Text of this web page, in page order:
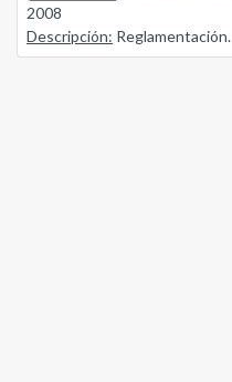
2008
Descripción: Reglamentación.